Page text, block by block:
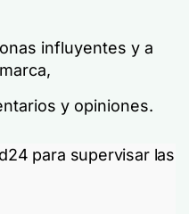
influyentes y a
y opiniones.
para supervisar las